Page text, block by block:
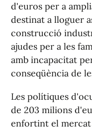
d'euros per a
destinat a lloguer
construcció
ajudes per a les
amb incapacitat
conseqüència de
Les polítiques
de 203 milions
enfortint el mercat